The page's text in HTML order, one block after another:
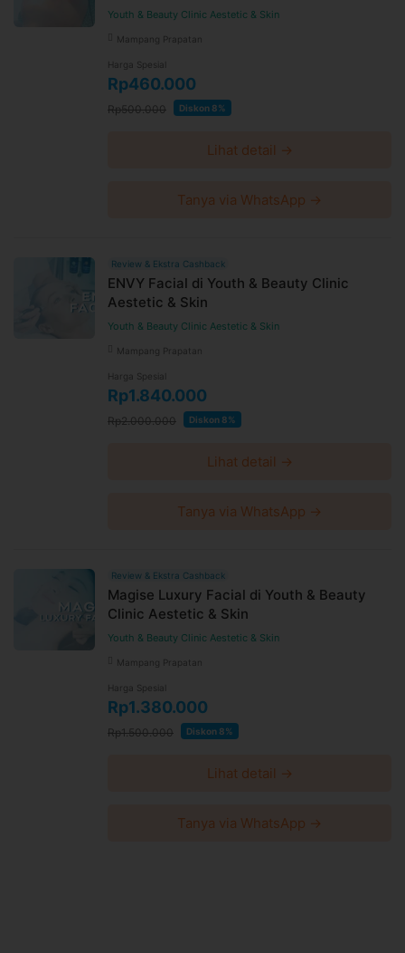
Youth & Beauty Clinic Aestetic & Skin
Mampang Prapatan
Harga Spesial
Rp460.000
Rp500.000 Diskon 8%
Lihat detail →
Tanya via WhatsApp →
Review & Ekstra Cashback
ENVY Facial di Youth & Beauty Clinic
Aestetic & Skin
Youth & Beauty Clinic Aestetic & Skin
Mampang Prapatan
Harga Spesial
Rp1.840.000
Rp2.000.000 Diskon 8%
Lihat detail →
Tanya via WhatsApp →
Review & Ekstra Cashback
Magise Luxury Facial di Youth & Beauty
Clinic Aestetic & Skin
Youth & Beauty Clinic Aestetic & Skin
Mampang Prapatan
Harga Spesial
Rp1.380.000
Rp1.500.000 Diskon 8%
Lihat detail →
Tanya via WhatsApp →